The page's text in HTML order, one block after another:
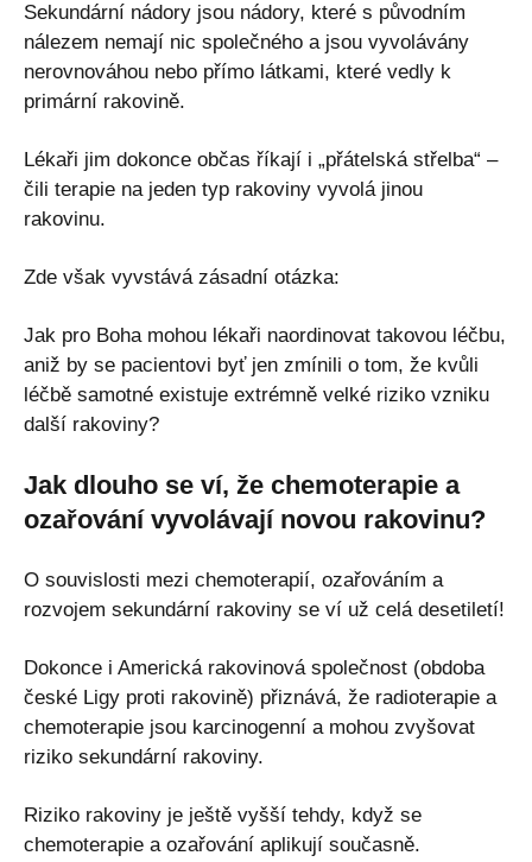
Sekundární nádory jsou nádory, které s původním
nálezem nemají nic společného a jsou vyvolávány
nerovnováhou nebo přímo látkami, které vedly k
primární rakovině.
Lékaři jim dokonce občas říkají i „přátelská střelba“ –
čili terapie na jeden typ rakoviny vyvolá jinou
rakovinu.
Zde však vyvstává zásadní otázka:
Jak pro Boha mohou lékaři naordinovat takovou léčbu,
aniž by se pacientovi byť jen zmínili o tom, že kvůli
léčbě samotné existuje extrémně velké riziko vzniku
další rakoviny?
Jak dlouho se ví, že chemoterapie a
ozařování vyvolávají novou rakovinu?
O souvislosti mezi chemoterapií, ozařováním a
rozvojem sekundární rakoviny se ví už celá desetiletí!
Dokonce i Americká rakovinová společnost (obdoba
české Ligy proti rakovině) přiznává, že radioterapie a
chemoterapie jsou karcinogenní a mohou zvyšovat
riziko sekundární rakoviny.
Riziko rakoviny je ještě vyšší tehdy, když se
chemoterapie a ozařování aplikují současně.